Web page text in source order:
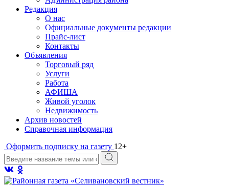
Редакция
О нас
Официальные документы редакции
Прайс-лист
Контакты
Объявления
Торговый ряд
Услуги
Работа
АФИША
Живой уголок
Недвижимость
Архив новостей
Справочная информация
Оформить подписку на газету 12+